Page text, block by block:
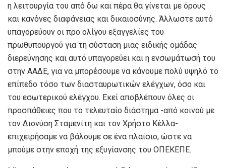
η λειτουργία του από δω και πέρα θα γίνεται με όρους
και κανόνες διαφάνειας και δικαιοσύνης. Άλλωστε αυτό
υπαγορεύουν οι προ ολίγου εξαγγελίες του
πρωθυπουργού για τη σύσταση μιας ειδικής ομάδας
διερεύνησης και αυτό υπαγορεύει και η ενσωμάτωσή του
στην ΑΑΔΕ, για να μπορέσουμε να κάνουμε πολύ υψηλό το
επίπεδο τόσο των διασταυρωτικών ελέγχων, όσο και
του εσωτερικού ελέγχου. Εκεί αποβλέπουν όλες οι
προσπάθειες που το τελευταίο διάστημα -από κοινού με
τον Διονύση Σταμενίτη και τον Χρήστο Κέλλα-
επιχειρήσαμε να βάλουμε σε ένα πλαίσιο, ώστε να
μπούμε στην εποχή της εξυγίανσης του ΟΠΕΚΕΠΕ.